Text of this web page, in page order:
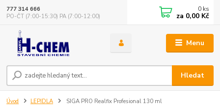
Menu
Hledat
777 314 666
PO-ČT (7:00-15:30) PA (7:00-12:00)
0 ks
za 0,00 Kč
Úvod LEPIDLA SIGA PRO Realfix Profesional 130 ml